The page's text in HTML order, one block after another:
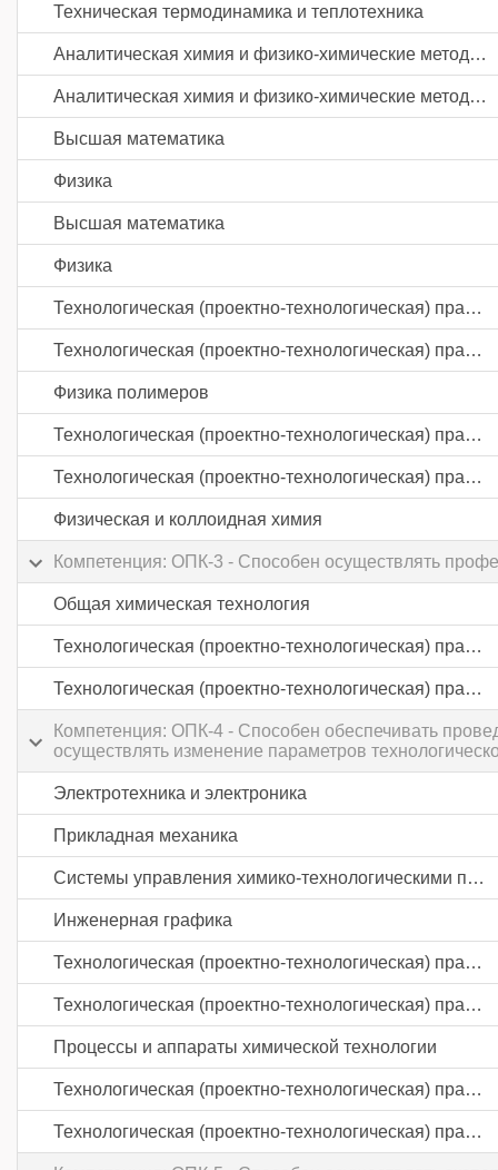
Техническая термодинамика и теплотехника
Аналитическая химия и физико-химические методы анализа
Аналитическая химия и физико-химические методы анализа
Высшая математика
Физика
Высшая математика
Физика
Технологическая (проектно-технологическая) практика
Технологическая (проектно-технологическая) практика
Физика полимеров
Технологическая (проектно-технологическая) практика
Технологическая (проектно-технологическая) практика
Физическая и коллоидная химия
Компетенция: ОПК-3 - Способен осуществлять
Общая химическая технология
Технологическая (проектно-технологическая) практика
Технологическая (проектно-технологическая) практика
Компетенция: ОПК-4 - Способен обеспечивать
осуществлять изменение параметров
Электротехника и электроника
Прикладная механика
Системы управления химико-технологическими процессами
Инженерная графика
Технологическая (проектно-технологическая) практика
Технологическая (проектно-технологическая) практика
Процессы и аппараты химической технологии
Технологическая (проектно-технологическая) практика
Технологическая (проектно-технологическая) практика